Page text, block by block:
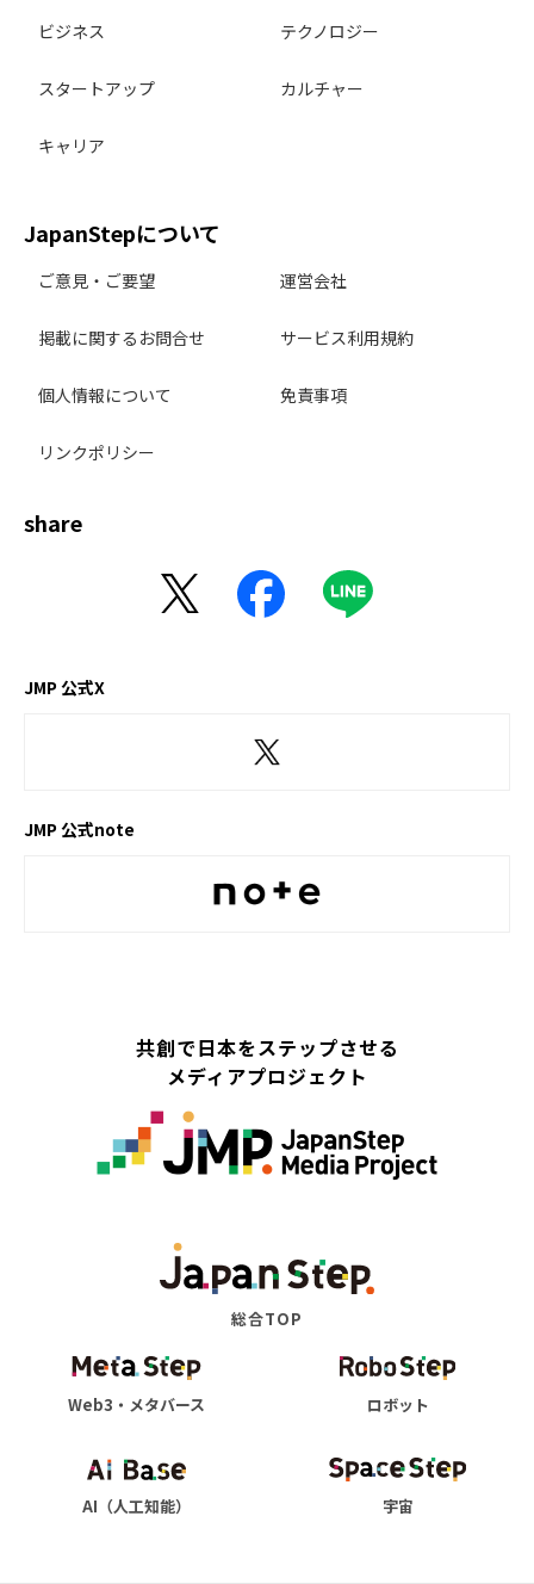
ビジネス テクノロジー
スタートアップ カルチャー
キャリア
JapanStepについて
ご意見・ご要望 運営会社
掲載に関するお問合せ サービス利用規約
個人情報について 免責事項
リンクポリシー
share
JMP 公式X
JMP 公式note
共創で日本をステップさせる
メディアプロジェクト
総合TOP
Web3・メタバース ロボット
AI（人工知能） 宇宙